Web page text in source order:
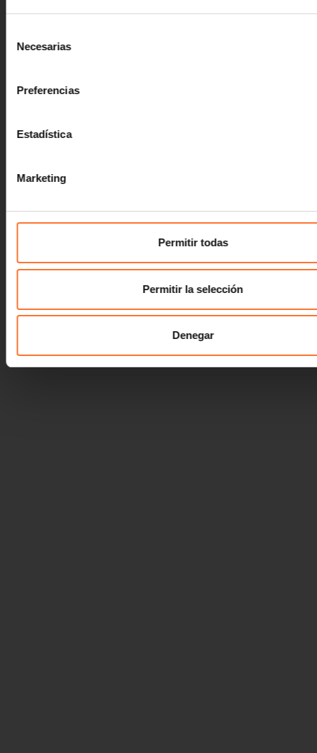
Necesarias
Preferencias
Estadística
Marketing
Permitir todas
Permitir la selección
Denegar